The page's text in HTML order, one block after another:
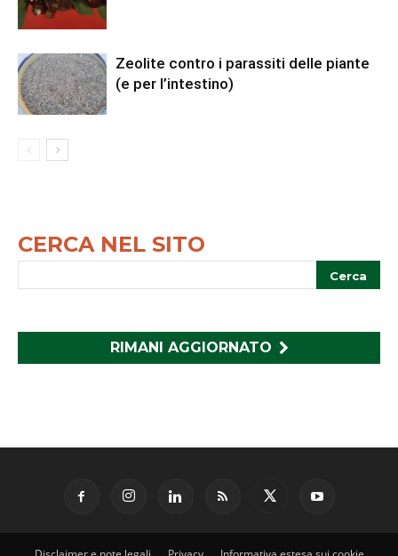
Zeolite contro i parassiti delle piante
(e per l’intestino)
CERCA NEL SITO
RIMANI AGGIORNATO